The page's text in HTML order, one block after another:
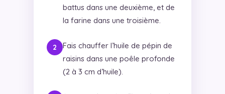
battus dans une deuxième, et de
la farine dans une troisième.
Fais chauffer l’huile de pépin de
raisins dans une poêle profonde
(2 à 3 cm d’huile).